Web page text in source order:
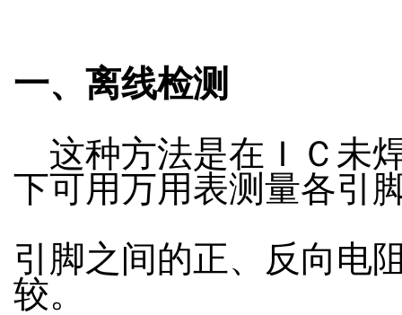
一、离线检测
这种方法是在ＩＣ未
下可用万用表测量各引
引脚之间的正、反向电
较。